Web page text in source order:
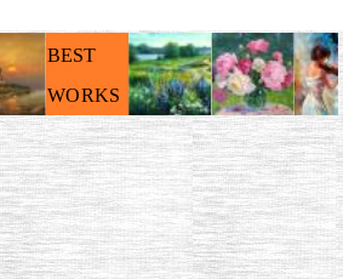
BEST
WORKS